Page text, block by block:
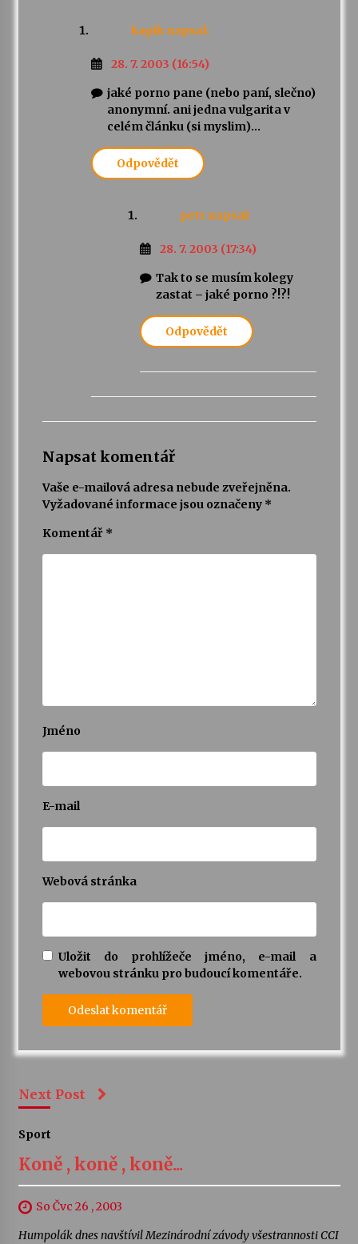
kapik napsal:
28. 7. 2003 (16:54)
jaké porno pane (nebo paní, slečno)
anonymní. ani jedna vulgarita v
celém článku (si myslim)…
Odpovědět
petr napsal:
28. 7. 2003 (17:34)
Tak to se musím kolegy
zastat – jaké porno ?!?!
Odpovědět
Napsat komentář
Vaše e-mailová adresa nebude zveřejněna.
Vyžadované informace jsou označeny *
Komentář *
Jméno
E-mail
Webová stránka
Uložit do prohlížeče jméno, e-mail a
webovou stránku pro budoucí komentáře.
Next Post
Sport
Koně , koně , koně...
So Čvc 26 , 2003
Humpolák dnes navštívil Mezinárodní závody všestrannosti CCI